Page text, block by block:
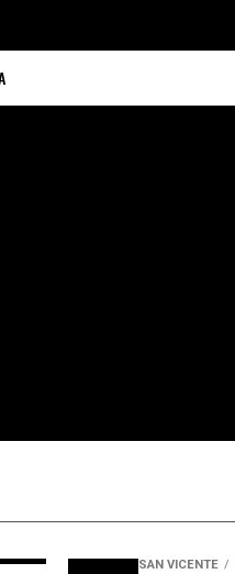
SAN VICENTE